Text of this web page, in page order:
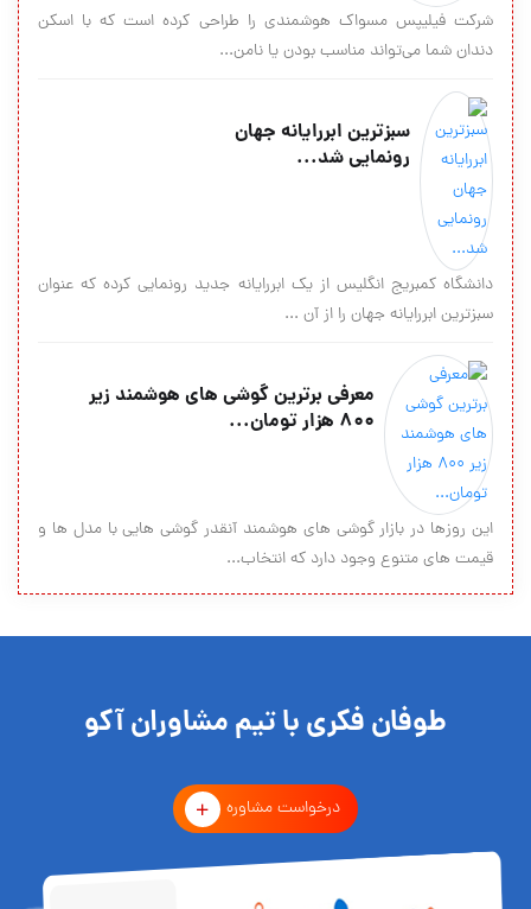
شرکت فیلیپس مسواک هوشمندی را طراحی کرده است که با اسکن
دندان شما می‌تواند مناسب بودن یا نامن...
سبزترین ابررایانه جهان
رونمایی شد...
دانشگاه کمبریج انگلیس از یک ابررایانه جدید رونمایی کرده که عنوان
سبزترین ابررایانه جهان را از آن ...
معرفی برترین گوشی های هوشمند زیر
۸۰۰ هزار تومان...
این روزها در بازار گوشی های هوشمند آنقدر گوشی هایی با مدل ها و
قیمت های متنوع وجود دارد که انتخاب...
طوفان فکری با تیم مشاوران آکو
درخواست مشاوره